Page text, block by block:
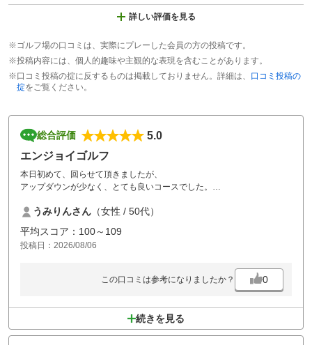
詳しい評価を見る
※ゴルフ場の口コミは、実際にプレーした会員の方の投稿です。
※投稿内容には、個人的趣味や主観的な表現を含むことがあります。
※口コミ投稿の掟に反するものは掲載しておりません。詳細は、 口コミ投稿の
掟をご覧ください。
総合評価
5.0
エンジョイゴルフ
本日初めて、回らせて頂きましたが、
アップダウンが少なく、とても良いコースでした。
帰ってすぐ、リピート予約させて頂きました。
うみりんさん （女性 / 50代）
平均スコア：100～109
投稿日：2026/08/06
この口コミは参考になりましたか？ 0
続きを見る